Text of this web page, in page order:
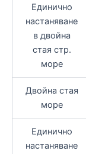
Единично
настаняване
в двойна
стая стр.
море
Двойна стая
море
Единично
настаняване